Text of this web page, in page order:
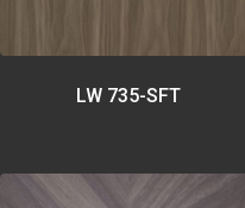
LW 735-SFT